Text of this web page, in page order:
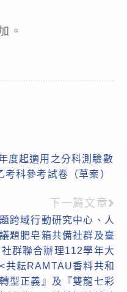
。
度起適用之分科測驗數
科參考試卷（草案）
下一篇文章
跨域行動研究中心、人
題肥皂箱共備社群及臺
群聯合辦理112學年大
共耘RAMTAU香料共和
型正義』及『雙龍七彩